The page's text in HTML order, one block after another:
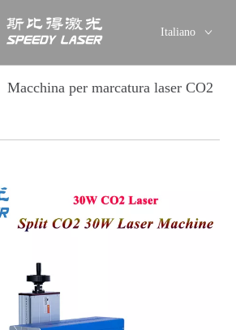
Italiano
简体中文
ไทย
Macchina per marcatura laser CO2